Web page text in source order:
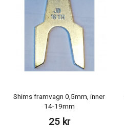
Shims framvagn 0,5mm, inner
14-19mm
25 kr